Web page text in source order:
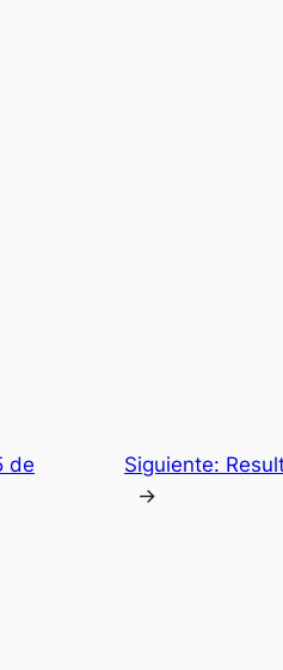
de
Siguiente:
→